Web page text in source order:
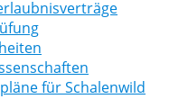
für Schalenwild